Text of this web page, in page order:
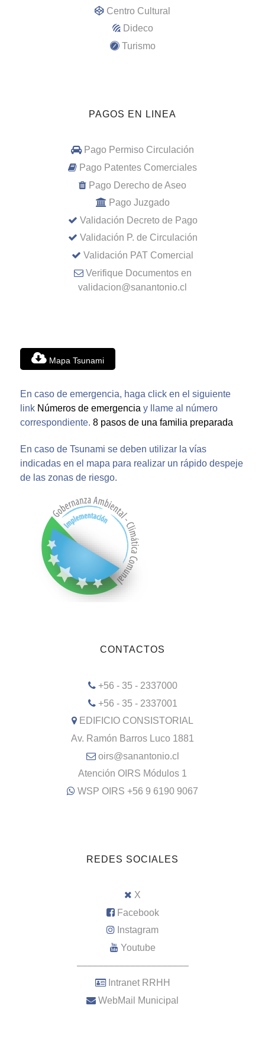
Centro Cultural
Dideco
Turismo
PAGOS EN LINEA
Pago Permiso Circulación
Pago Patentes Comerciales
Pago Derecho de Aseo
Pago Juzgado
Validación Decreto de Pago
Validación P. de Circulación
Validación PAT Comercial
Verifique Documentos en
validacion@sanantonio.cl
Mapa Tsunami
En caso de emergencia, haga click en el siguiente
link Números de emergencia y llame al número
correspondiente. 8 pasos de una familia preparada
En caso de Tsunami se deben utilizar la vías
indicadas en el mapa para realizar un rápido despeje
de las zonas de riesgo.
CONTACTOS
+56 - 35 - 2337000
+56 - 35 - 2337001
EDIFICIO CONSISTORIAL
Av. Ramón Barros Luco 1881
oirs@sanantonio.cl
Atención OIRS Módulos 1
WSP OIRS +56 9 6190 9067
REDES SOCIALES
X
Facebook
Instagram
Youtube
–––––––––––––––––––––
Intranet RRHH
WebMail Municipal